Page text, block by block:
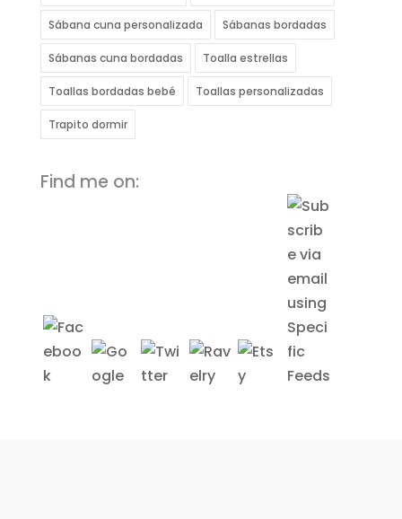
Sábana cuna personalizada Sábanas bordadas
Sábanas cuna bordadas Toalla estrellas
Toallas bordadas bebé Toallas personalizadas
Trapito dormir
Find me on: